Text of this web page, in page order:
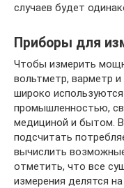
случаев будет
Приборы для
Чтобы измерить
вольтметр, варметр
широко
промышленностью,
медициной и бытом.
подсчитать
вычислить
отметить, что все
измерения делятся